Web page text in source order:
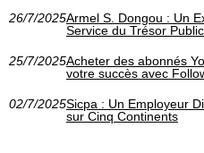
26/7/2025Armel S. Dongou : Un
Service du Trésor
25/7/2025Acheter des abonnés
votre succès avec
02/7/2025Sicpa : Un Employeur
sur Cinq Continents